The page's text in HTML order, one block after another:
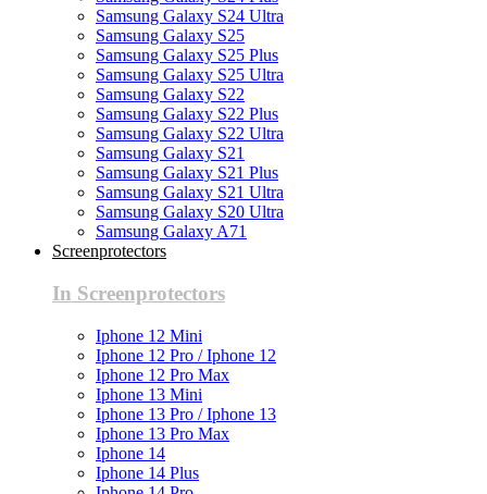
Samsung Galaxy S24 Ultra
Samsung Galaxy S25
Samsung Galaxy S25 Plus
Samsung Galaxy S25 Ultra
Samsung Galaxy S22
Samsung Galaxy S22 Plus
Samsung Galaxy S22 Ultra
Samsung Galaxy S21
Samsung Galaxy S21 Plus
Samsung Galaxy S21 Ultra
Samsung Galaxy S20 Ultra
Samsung Galaxy A71
Screenprotectors
In Screenprotectors
Iphone 12 Mini
Iphone 12 Pro / Iphone 12
Iphone 12 Pro Max
Iphone 13 Mini
Iphone 13 Pro / Iphone 13
Iphone 13 Pro Max
Iphone 14
Iphone 14 Plus